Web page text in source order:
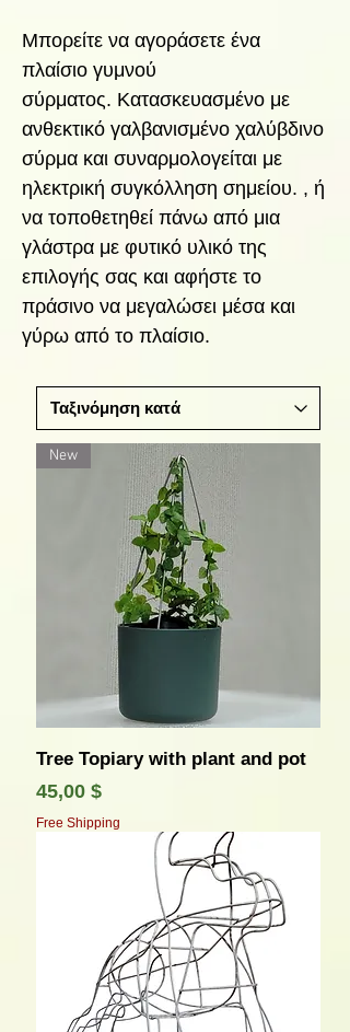
Μπορείτε να αγοράσετε ένα
πλαίσιο γυμνού
σύρματος. Κατασκευασμένο με
ανθεκτικό γαλβανισμένο χαλύβδινο
σύρμα και συναρμολογείται με
ηλεκτρική συγκόλληση σημείου. , ή
να τοποθετηθεί πάνω από μια
γλάστρα με φυτικό υλικό της
επιλογής σας και αφήστε το
πράσινο να μεγαλώσει μέσα και
γύρω από το πλαίσιο.
New
Tree Topiary with plant and pot
Τιμή
45,00 $
Free Shipping